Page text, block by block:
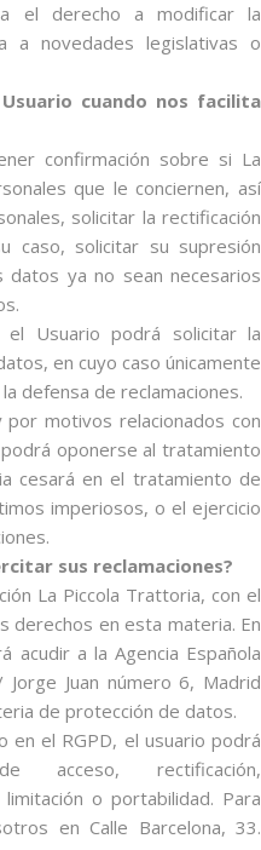
el derecho a modificar la
a novedades legislativas o
cuando nos facilita
confirmación sobre si La
que le conciernen, así
solicitar la rectificación
caso, solicitar su supresión
ya no sean necesarios
el Usuario podrá solicitar la
en cuyo caso únicamente
defensa de reclamaciones.
por motivos relacionados con
oponerse al tratamiento
cesará en el tratamiento de
imperiosos, o el ejercicio
sus reclamaciones?
La Piccola Trattoria, con el
derechos en esta materia. En
acudir a la Agencia Española
Juan número 6, Madrid
de protección de datos.
en el RGPD, el usuario podrá
acceso, rectificación,
limitación o portabilidad. Para
en Calle Barcelona, 33.